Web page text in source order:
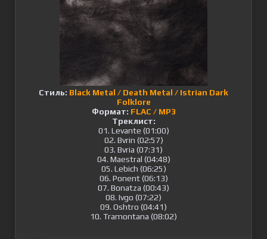
Стиль: Black Metal / Death Metal / Istrian Dark
Folklore
Формат: FLAC / MP3
Треклист:
01. Levante (01:00)
02. Bvrin (02:57)
03. Bvria (07:31)
04. Maestral (04:48)
05. Lebich (06:25)
06. Ponent (06:13)
07. Bonatza (00:43)
08. Ivgo (07:22)
09. Oshtro (04:41)
10. Tramontana (08:02)